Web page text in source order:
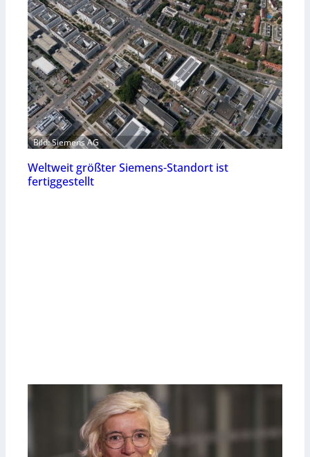
Bild: Siemens AG
Weltweit größter Siemens-Standort ist
fertiggestellt